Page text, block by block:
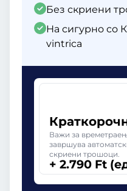
Без скриени
На сигурно со
vintrica
Важи за
завршува
скриени трошоци.
+ 2.790 Ft